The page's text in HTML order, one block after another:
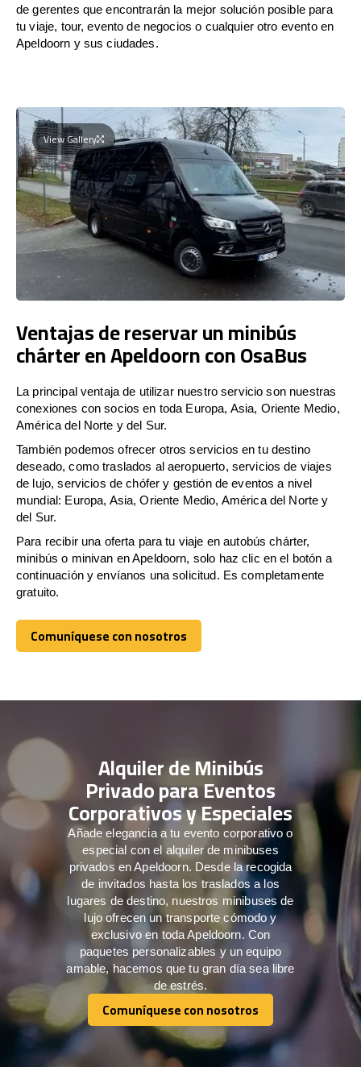
de gerentes que encontrarán la mejor solución posible para
tu viaje, tour, evento de negocios o cualquier otro evento en
Apeldoorn y sus ciudades.
View Gallery
Ventajas de reservar un minibús
chárter en Apeldoorn con OsaBus
La principal ventaja de utilizar nuestro servicio son nuestras
conexiones con socios en toda Europa, Asia, Oriente Medio,
América del Norte y del Sur.
También podemos ofrecer otros servicios en tu destino
deseado, como traslados al aeropuerto, servicios de viajes
de lujo, servicios de chófer y gestión de eventos a nivel
mundial: Europa, Asia, Oriente Medio, América del Norte y
del Sur.
Para recibir una oferta para tu viaje en autobús chárter,
minibús o minivan en Apeldoorn, solo haz clic en el botón a
continuación y envíanos una solicitud. Es completamente
gratuito.
Comuníquese con nosotros
Comuníquese con nosotros
Alquiler de Minibús
Privado para Eventos
Corporativos y Especiales
Añade elegancia a tu evento corporativo o
especial con el alquiler de minibuses
privados en Apeldoorn. Desde la recogida
de invitados hasta los traslados a los
lugares de destino, nuestros minibuses de
lujo ofrecen un transporte cómodo y
exclusivo en toda Apeldoorn. Con
paquetes personalizables y un equipo
amable, hacemos que tu gran día sea libre
de estrés.
Comuníquese con nosotros
Comuníquese con nosotros